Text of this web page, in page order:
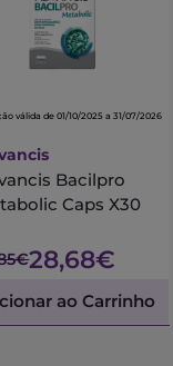
válida de 01/10/2025 a 31/07/2026
Bacilpro
Caps X30
28,68€
ao Carrinho